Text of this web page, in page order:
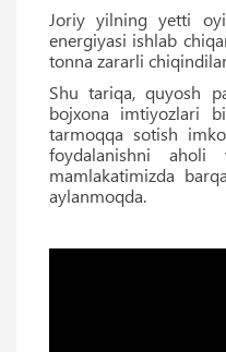
Joriy yilning yetti
energiyasi ishlab
tonna zararli
Shu tariqa, quyosh
bojxona imtiyozlari
tarmoqqa sotish
foydalanishni
mamlakatimizda
aylanmoqda.